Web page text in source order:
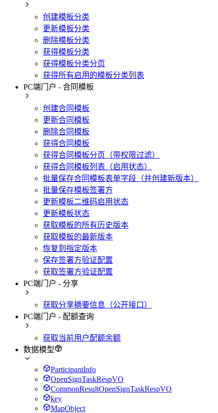
创建模板分类
更新模板分类
删除模板分类
获得模板分类
获得模板分类分页
获得所有启用的模板分类列表
PC端门户 - 合同模板
创建合同模板
更新合同模板
删除合同模板
获得合同模板
获得合同模板分页（带权限过滤）
获得合同模板列表（启用状态）
批量保存合同模板表单字段（并创建新版本）
批量保存模板签署方
更新模板二维码启用状态
更新模板状态
获取模板的所有历史版本
获取模板的最新版本
恢复到指定版本
保存签署方验证配置
获取签署方验证配置
PC端门户 - 分享
获取分享摘要信息（公开接口）
PC端门户 - 配额查询
获取当前用户配额余额
数据模型
ParticipantInfo
OpenSignTaskRespVO
CommonResultOpenSignTaskRespVO
key
MapObject